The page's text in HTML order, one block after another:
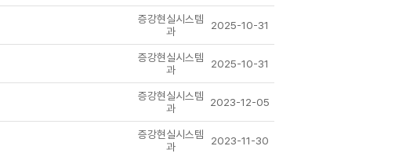
증강현실시스템
과
2025-10-31
증강현실시스템
과
2025-10-31
증강현실시스템
과
2023-12-05
증강현실시스템
과
2023-11-30